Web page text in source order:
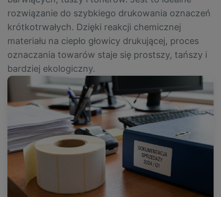
rozwiązanie do szybkiego drukowania oznaczeń
krótkotrwałych. Dzięki reakcji chemicznej
materiału na ciepło głowicy drukującej, proces
oznaczania towarów staje się prostszy, tańszy i
bardziej ekologiczny.